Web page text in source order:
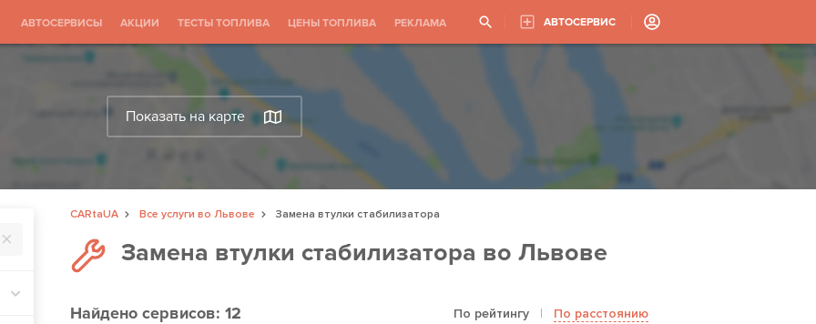
АВТОСЕРВИСЫ АКЦИИ ТЕСТЫ ТОПЛИВА ЦЕНЫ ТОПЛИВА РЕКЛАМА АВТОСЕРВИС
Показать на карте
CARtaUA Все услуги во Львове
Замена втулки стабилизатора
Замена втулки стабилизатора во Львове
Найденосервисов: 12 По рейтингу | По расстоянию